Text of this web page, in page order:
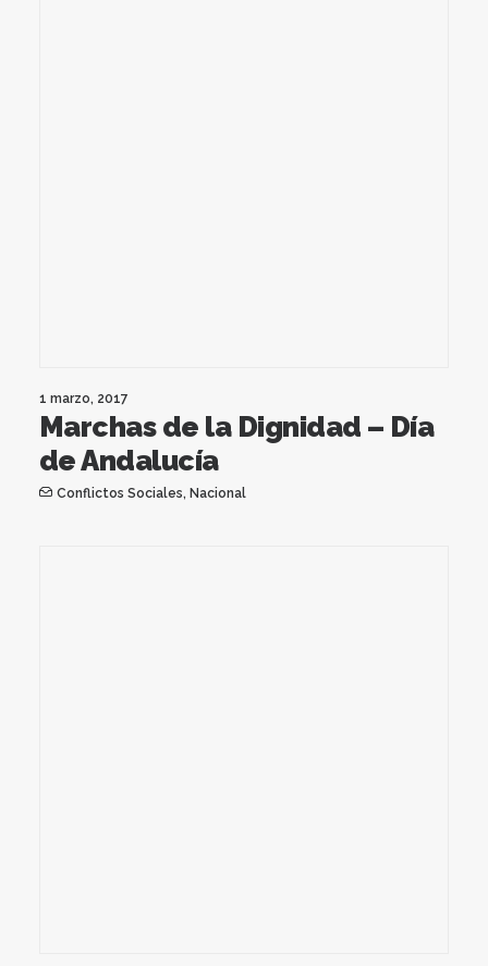
1 marzo, 2017
Marchas de la Dignidad – Día
de Andalucía
Conflictos Sociales, Nacional